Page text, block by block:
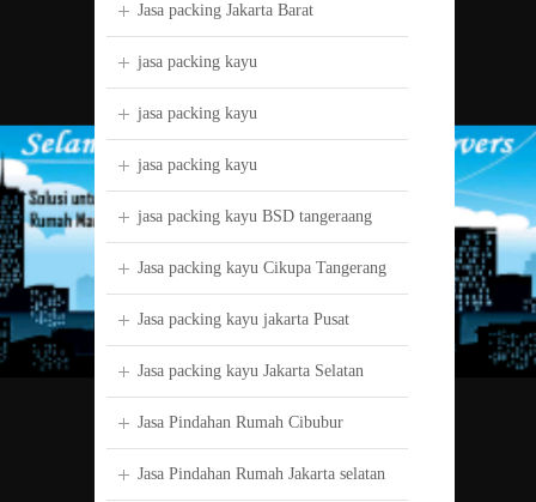
Jasa packing Jakarta Barat
jasa packing kayu
jasa packing kayu
jasa packing kayu
jasa packing kayu BSD tangeraang
Jasa packing kayu Cikupa Tangerang
Jasa packing kayu jakarta Pusat
Jasa packing kayu Jakarta Selatan
Jasa Pindahan Rumah Cibubur
Jasa Pindahan Rumah Jakarta selatan